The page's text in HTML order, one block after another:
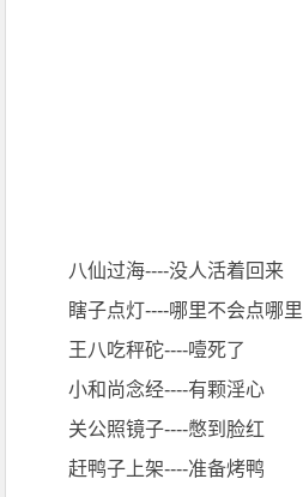
八仙过海----没人活着回来
瞎子点灯----哪里不会点哪里
王八吃秤砣----噎死了
小和尚念经----有颗淫心
关公照镜子----憋到脸红
赶鸭子上架----准备烤鸭